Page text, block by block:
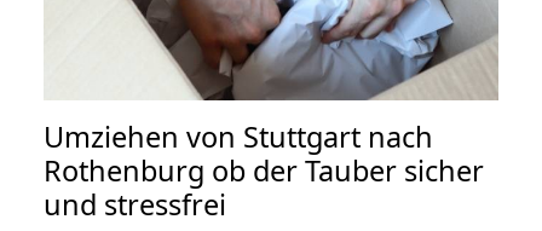
Umziehen von Stuttgart nach
Rothenburg ob der Tauber sicher
und stressfrei